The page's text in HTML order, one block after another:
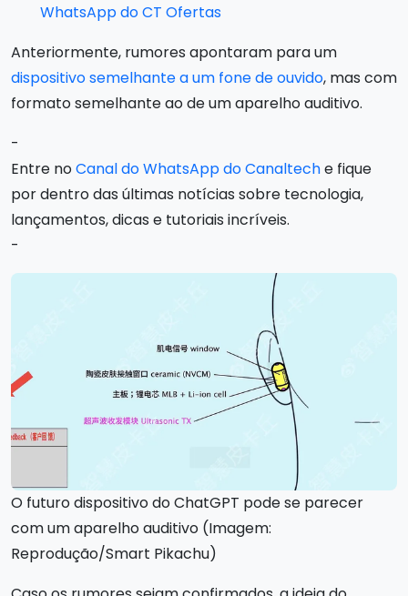
WhatsApp do CT Ofertas
Anteriormente, rumores apontaram para um
dispositivo semelhante a um fone de ouvido, mas com
formato semelhante ao de um aparelho auditivo.
-
Entre noCanal do WhatsApp do Canalteche fique
por dentro das últimas notícias sobre tecnologia,
lançamentos, dicas e tutoriais incríveis.
-
O futuro dispositivo do ChatGPT pode se parecer
com um aparelho auditivo (Imagem:
Reprodução/Smart Pikachu)